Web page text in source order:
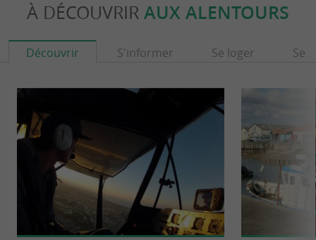
À DÉCOUVRIR AUX ALENTOURS
Découvrir S'informer Se loger Se